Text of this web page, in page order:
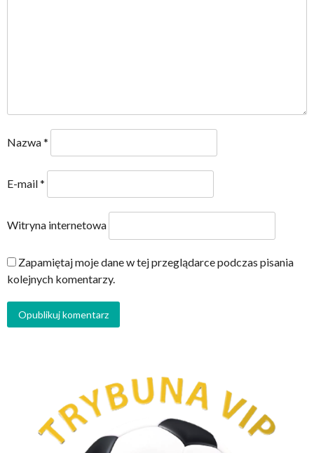
Nazwa*
E-mail*
Witryna internetowa
Zapamiętaj moje dane w tej przeglądarce podczas pisania
kolejnych komentarzy.